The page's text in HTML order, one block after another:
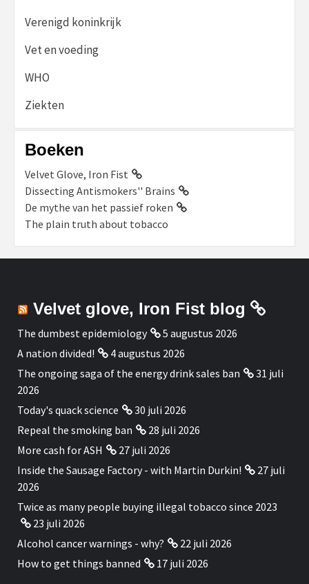
Verenigd koninkrijk
Vet en voeding
WHO
Ziekten
Boeken
Velvet Glove, Iron Fist
Dissecting Antismokers'' Brains
De mythe van het passief roken
The plain truth about tobacco
Velvet glove, Iron Fist blog
The dumbest epidemiology
5 augustus 2026
A nation divided!
4 augustus 2026
The ongoing saga of the energy drink sales ban
31 juli
2026
Today's quack science
30 juli 2026
Repeal the smoking ban
28 juli 2026
More cash for ASH
27 juli 2026
Inside the Sausage Factory - with Martin Durkin!
27 juli
2026
Twice as many people buying illegal tobacco since 2023
23 juli 2026
Alcohol cancer warnings - why?
22 juli 2026
How to get things banned
17 juli 2026